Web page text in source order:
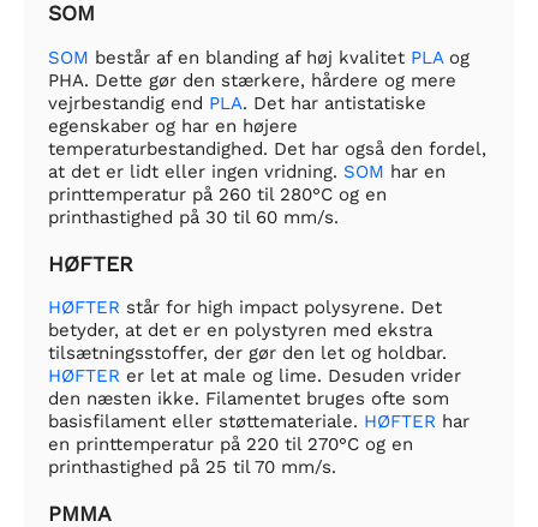
SOM
SOM består af en blanding af høj kvalitet PLAog
PHA. Dette gør den stærkere, hårdere og mere
vejrbestandig end PLA. Det har antistatiske
egenskaber og har en højere
temperaturbestandighed. Det har også den fordel,
at det er lidt eller ingen vridning. SOM har en
printtemperatur på 260 til 280°C og en
printhastighed på 30 til 60 mm/s.
HØFTER
HØFTER står for high impact polysyrene. Det
betyder, at det er en polystyren med ekstra
tilsætningsstoffer, der gør den let og holdbar.
HØFTER er let at male og lime. Desuden vrider
den næsten ikke. Filamentet bruges ofte som
basisfilament eller støttemateriale. HØFTER har
en printtemperatur på 220 til 270°C og en
printhastighed på 25 til 70 mm/s.
PMMA